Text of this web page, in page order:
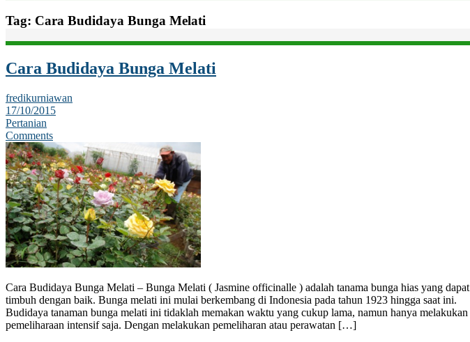
Tag: Cara Budidaya Bunga Melati
Cara Budidaya Bunga Melati
fredikurniawan
17/10/2015
Pertanian
Comments
Cara Budidaya Bunga Melati – Bunga Melati ( Jasmine officinalle ) adalah tanama bunga hias yang dapat
timbuh dengan baik. Bunga melati ini mulai berkembang di Indonesia pada tahun 1923 hingga saat ini.
Budidaya tanaman bunga melati ini tidaklah memakan waktu yang cukup lama, namun hanya melakukan
pemeliharaan intensif saja. Dengan melakukan pemeliharan atau perawatan […]